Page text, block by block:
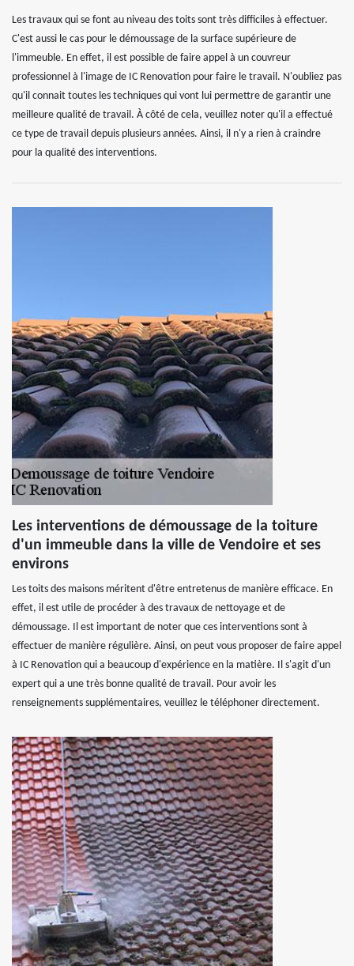
Les travaux qui se font au niveau des toits sont très difficiles à effectuer.
C'est aussi le cas pour le démoussage de la surface supérieure de
l'immeuble. En effet, il est possible de faire appel à un couvreur
professionnel à l'image de IC Renovation pour faire le travail. N'oubliez pas
qu'il connait toutes les techniques qui vont lui permettre de garantir une
meilleure qualité de travail. À côté de cela, veuillez noter qu'il a effectué
ce type de travail depuis plusieurs années. Ainsi, il n'y a rien à craindre
pour la qualité des interventions.
Les interventions de démoussage de la toiture
d'un immeuble dans la ville de Vendoire et ses
environs
Les toits des maisons méritent d'être entretenus de manière efficace. En
effet, il est utile de procéder à des travaux de nettoyage et de
démoussage. Il est important de noter que ces interventions sont à
effectuer de manière régulière. Ainsi, on peut vous proposer de faire appel
à IC Renovation qui a beaucoup d'expérience en la matière. Il s'agit d'un
expert qui a une très bonne qualité de travail. Pour avoir les
renseignements supplémentaires, veuillez le téléphoner directement.